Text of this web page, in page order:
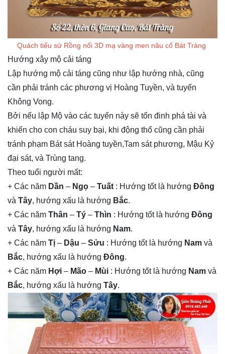
Quách tiểu sứ Rồng nổi 3D mạ vàng men nâu cổ Bát Tràng
Hướng xây mộ cải táng
Lập hướng mộ cải táng cũng như lập hướng nhà, cũng
cần phải tránh các phương vị Hoàng Tuyền, và tuyến
Không Vong.
Bởi nếu lập Mộ vào các tuyến này sẽ tổn đinh phá tài và
khiến cho con cháu suy bại, khi động thổ cũng cần phải
tránh phạm Bát sát Hoàng tuyền,Tam sát phương, Mậu Kỷ
đại sát, và Trùng tang.
Theo tuổi người mất:
+ Các năm Dần – Ngọ – Tuất : Hướng tốt là hướng Đông
và Tây, hướng xấu là hướng Bắc.
+ Các năm Thân – Tý – Thìn : Hướng tốt là hướng Đông
và Tây, hướng xấu là hướng Nam.
+ Các năm Tị – Dậu – Sửu : Hướng tốt là hướng Nam và
Bắc, hướng xấu là hướng Đông.
+ Các năm Hợi – Mão – Mùi : Hướng tốt là hướng Nam và
Bắc, hướng xấu là hướng Tây.